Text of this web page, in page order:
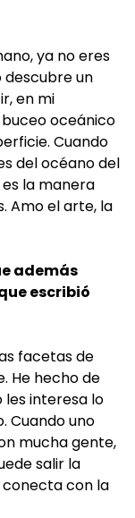
ya no eres
descubre un
en mi
oceánico
Cuando
del océano del
la manera
Amo el arte, la
además
escribió
facetas de
He hecho de
interesa lo
Cuando uno
mucha gente,
salir la
con la